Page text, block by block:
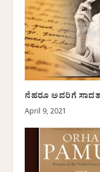
ನೆಹರೂ ಅವರಿಗೆ
April 9, 2021